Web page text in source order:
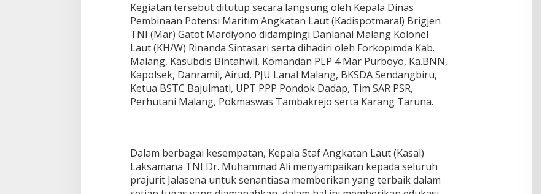
Kegiatan tersebut ditutup secara langsung oleh Kepala Dinas
Pembinaan Potensi Maritim Angkatan Laut (Kadispotmaral) Brigjen
TNI (Mar) Gatot Mardiyono didampingi Danlanal Malang Kolonel
Laut (KH/W) Rinanda Sintasari serta dihadiri oleh Forkopimda Kab.
Malang, Kasubdis Bintahwil, Komandan PLP 4 Mar Purboyo, Ka.BNN,
Kapolsek, Danramil, Airud, PJU Lanal Malang, BKSDA Sendangbiru,
Ketua BSTC Bajulmati, UPT PPP Pondok Dadap, Tim SAR PSR,
Perhutani Malang, Pokmaswas Tambakrejo serta Karang Taruna.
Dalam berbagai kesempatan, Kepala Staf Angkatan Laut (Kasal)
Laksamana TNI Dr. Muhammad Ali menyampaikan kepada seluruh
prajurit Jalasena untuk senantiasa memberikan yang terbaik dalam